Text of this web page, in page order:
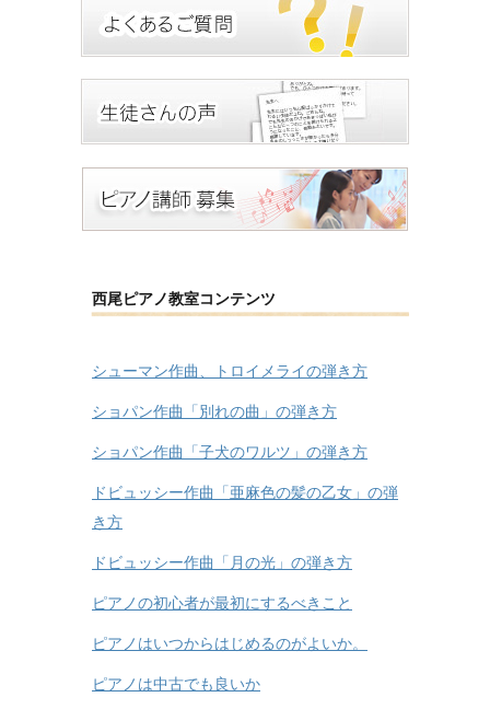
西尾ピアノ教室コンテンツ
シューマン作曲、トロイメライの弾き方
ショパン作曲「別れの曲」の弾き方
ショパン作曲「子犬のワルツ」の弾き方
ドビュッシー作曲「亜麻色の髪の乙女」の弾
き方
ドビュッシー作曲「月の光」の弾き方
ピアノの初心者が最初にするべきこと
ピアノはいつからはじめるのがよいか。
ピアノは中古でも良いか